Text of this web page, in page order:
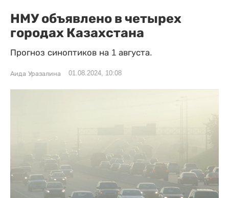
НМУ объявлено в четырех
городах Казахстана
Прогноз синоптиков на 1 августа.
Аида Уразалина 01.08.2024, 10:08